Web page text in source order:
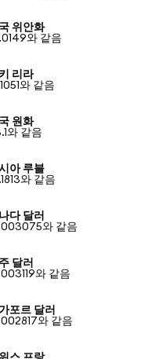
위안화
와 같음
리라
와 같음
원화
와 같음
아 루블
와 같음
다 달러
와 같음
달러
와 같음
포르 달러
와 같음